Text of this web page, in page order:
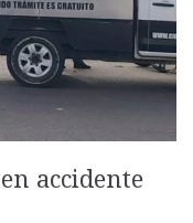
accidente